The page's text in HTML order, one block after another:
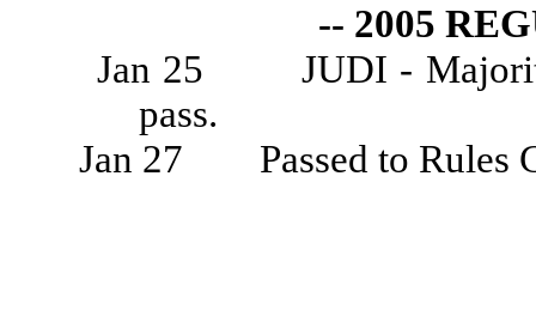
-- 2005
Jan 25
JUDI -
pass.
Jan 27
Passed to Rules